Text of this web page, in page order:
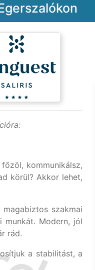
kommunikálsz,
körül? Akkor lehet,
szakmai
munkát. Modern, jól
rád.
a stabilitást, a